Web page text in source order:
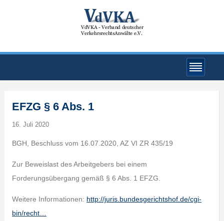
EFZG § 6 Abs. 1
16. Juli 2020
BGH, Beschluss vom 16.07.2020, AZ VI ZR 435/19
Zur Beweislast des Arbeitgebers bei einem
Forderungsübergang gemäß § 6 Abs. 1 EFZG.
Weitere Informationen: http://juris.bundesgerichtshof.de/cgi-
bin/recht…